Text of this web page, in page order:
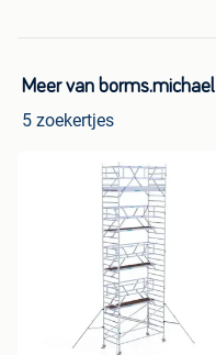
Meer van borms.michael
5 zoekertjes